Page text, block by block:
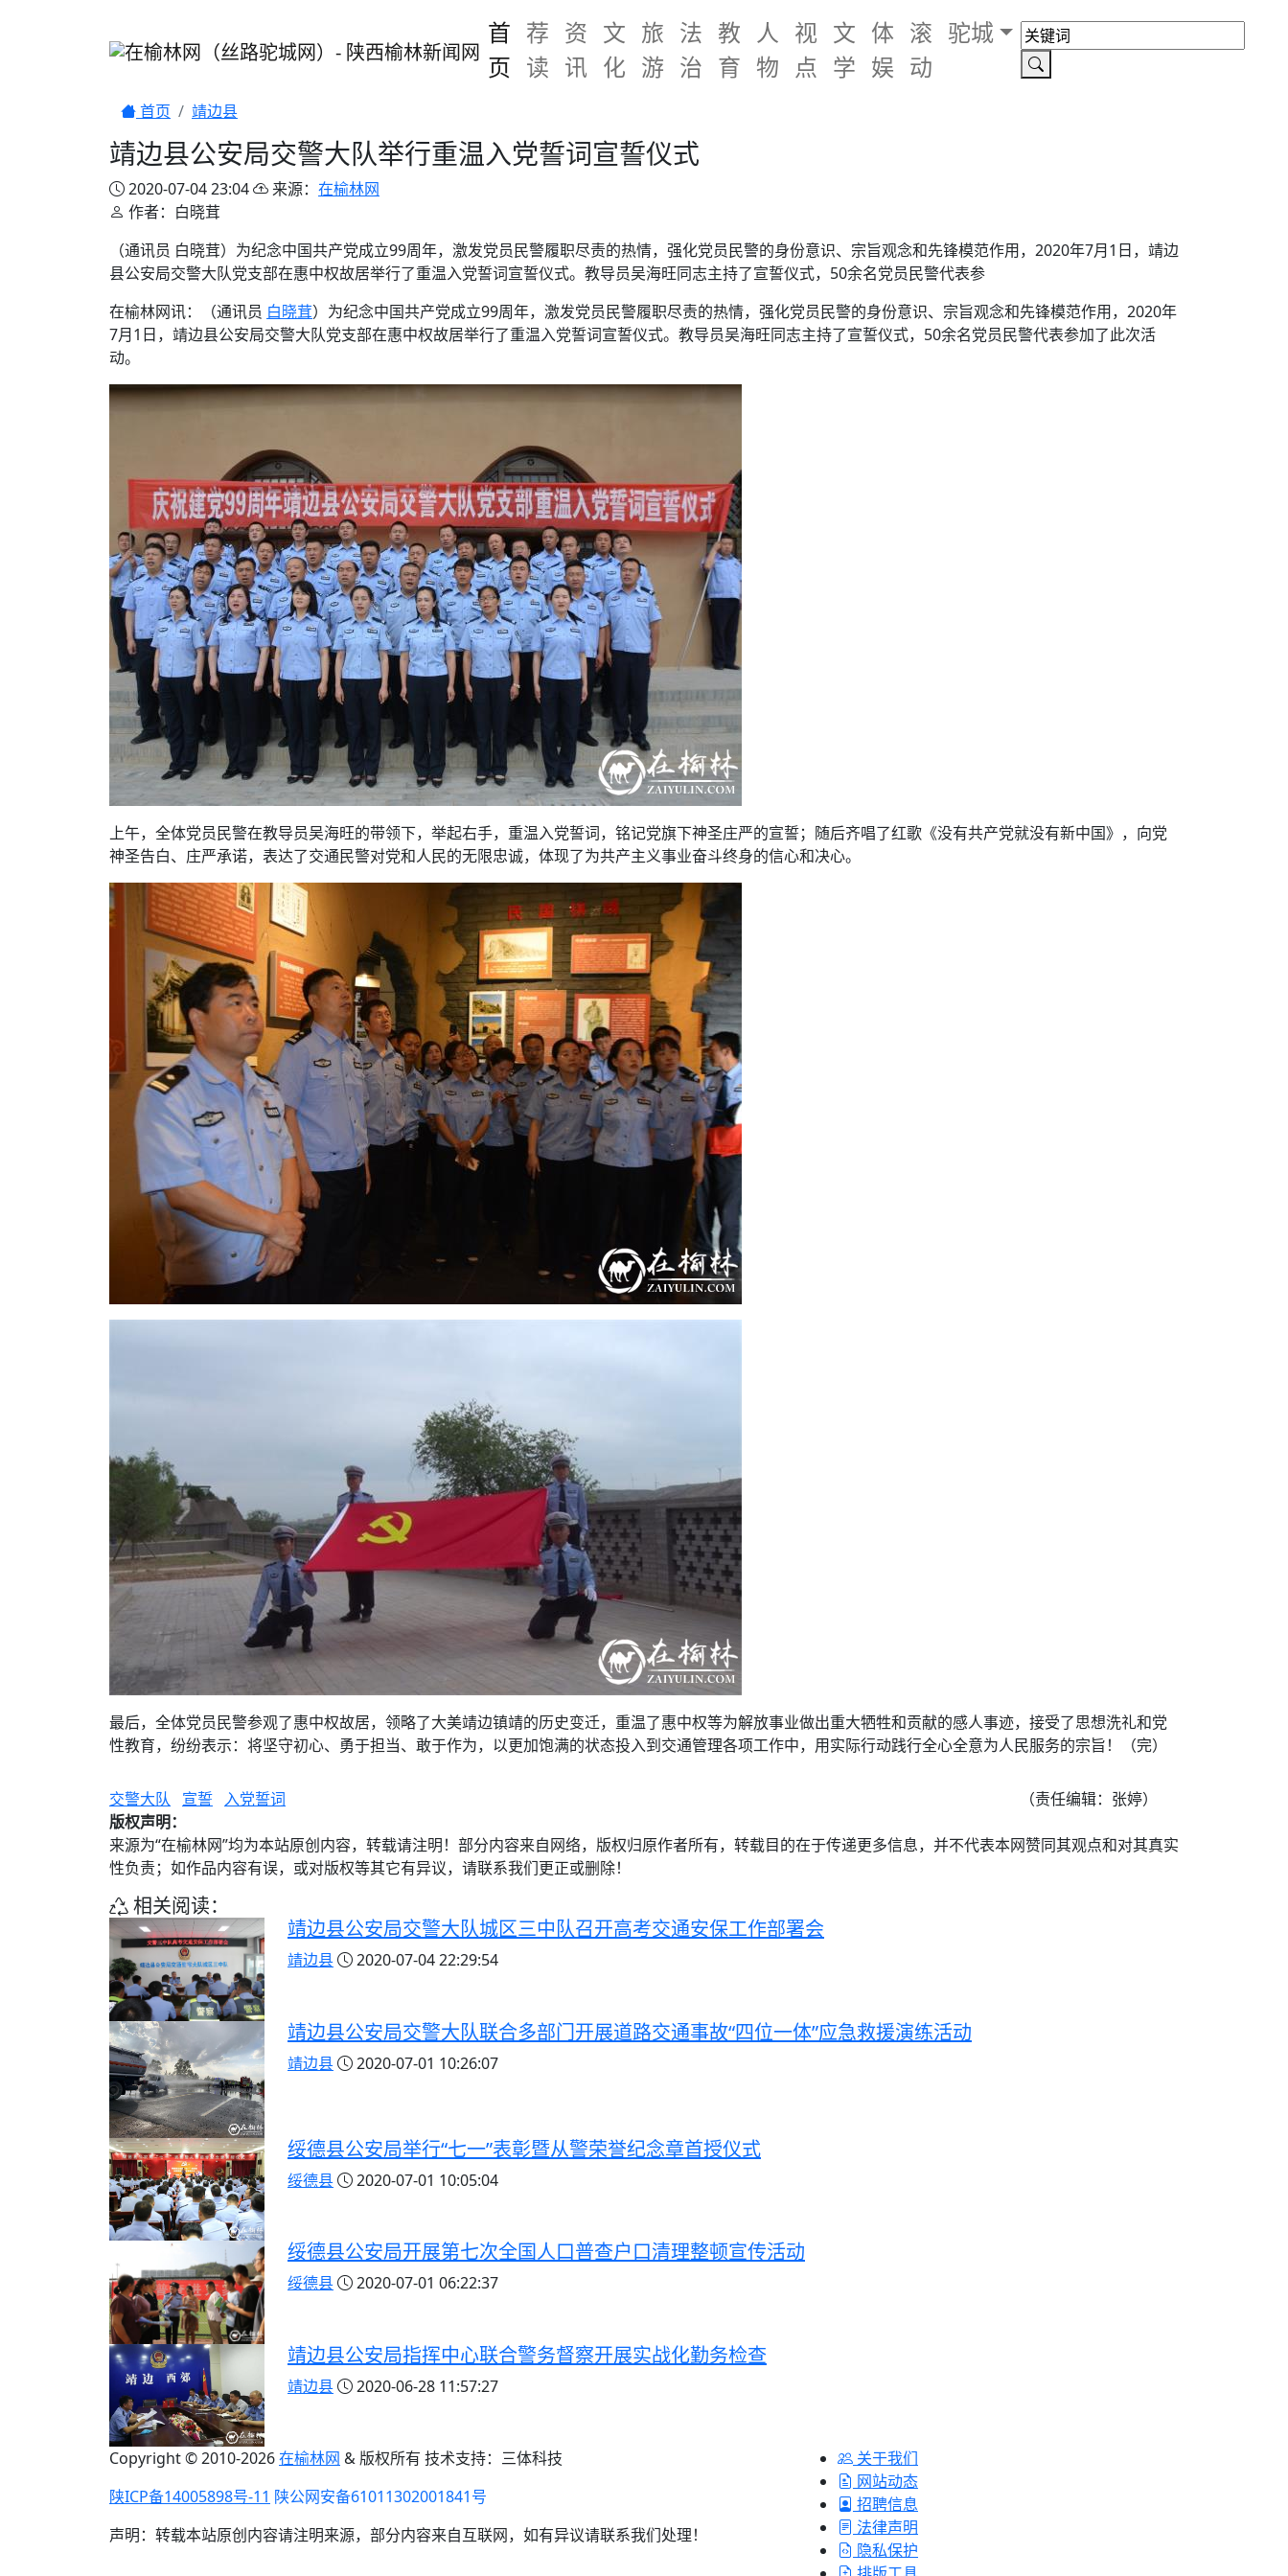
首
页
荐
读
资
讯
文
化
旅
游
法
治
教
育
人
物
视
点
文
学
体
娱
滚
动
驼城
首页 靖边县
靖边县公安局交警大队举行重温入党誓词宣誓仪式
2020-07-04 23:04 来源： 在榆林网
作者：白晓茸
（通讯员 白晓茸）为纪念中国共产党成立99周年，激发党员民警履职尽责的热情，强化党员民警的身份意识、宗旨观念和先锋模范作用，2020年7月1日，靖边
县公安局交警大队党支部在惠中权故居举行了重温入党誓词宣誓仪式。教导员吴海旺同志主持了宣誓仪式，50余名党员民警代表参
在榆林网讯：（通讯员 白晓茸）为纪念中国共产党成立99周年，激发党员民警履职尽责的热情，强化党员民警的身份意识、宗旨观念和先锋模范作用，2020年
7月1日，靖边县公安局交警大队党支部在惠中权故居举行了重温入党誓词宣誓仪式。教导员吴海旺同志主持了宣誓仪式，50余名党员民警代表参加了此次活
动。
上午，全体党员民警在教导员吴海旺的带领下，举起右手，重温入党誓词，铭记党旗下神圣庄严的宣誓；随后齐唱了红歌《没有共产党就没有新中国》，向党
神圣告白、庄严承诺，表达了交通民警对党和人民的无限忠诚，体现了为共产主义事业奋斗终身的信心和决心。
最后，全体党员民警参观了惠中权故居，领略了大美靖边镇靖的历史变迁，重温了惠中权等为解放事业做出重大牺牲和贡献的感人事迹，接受了思想洗礼和党
性教育，纷纷表示：将坚守初心、勇于担当、敢于作为，以更加饱满的状态投入到交通管理各项工作中，用实际行动践行全心全意为人民服务的宗旨！（完）
交警大队 宣誓 入党誓词
（责任编辑：张婷）
版权声明：
来源为“在榆林网”均为本站原创内容，转载请注明！部分内容来自网络，版权归原作者所有，转载目的在于传递更多信息，并不代表本网赞同其观点和对其真实
性负责；如作品内容有误，或对版权等其它有异议，请联系我们更正或删除！
相关阅读：
靖边县公安局交警大队城区三中队召开高考交通安保工作部署会
靖边县 2020-07-04 22:29:54
靖边县公安局交警大队联合多部门开展道路交通事故“四位一体”应急救援演练活动
靖边县 2020-07-01 10:26:07
绥德县公安局举行“七一”表彰暨从警荣誉纪念章首授仪式
绥德县 2020-07-01 10:05:04
绥德县公安局开展第七次全国人口普查户口清理整顿宣传活动
绥德县 2020-07-01 06:22:37
靖边县公安局指挥中心联合警务督察开展实战化勤务检查
靖边县 2020-06-28 11:57:27
Copyright © 2010-2026在榆林网 & 版权所有 技术支持：三体科技
陕ICP备14005898号-11 陕公网安备61011302001841号
声明：转载本站原创内容请注明来源，部分内容来自互联网，如有异议请联系我们处理！
关于我们
网站动态
招聘信息
法律声明
隐私保护